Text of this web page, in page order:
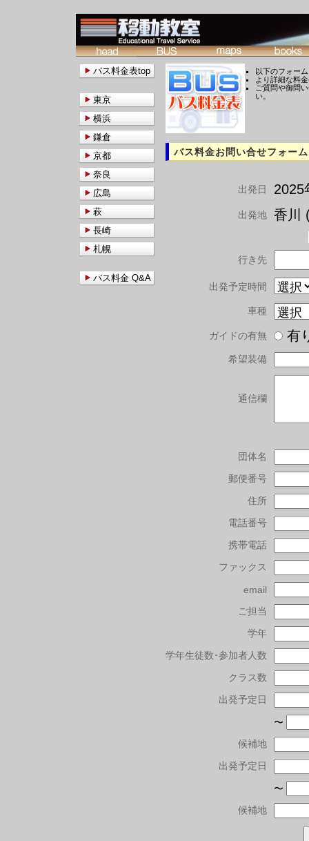
以下のフォー
より詳細な料
ご質問や御問
い。
バス料金お問い合せフォーム
出発日 2025
出発地 香川
行き先
出発予定時間
車種
ガイドの有無
希望装備
通信欄
団体名
郵便番号
住所
電話番号
携帯電話
ファックス
email
ご担当
学年
学年生徒数･参加者人数
クラス数
出発予定日
〜
候補地
出発予定日
〜
候補地
バス料金表top
東京
横浜
鎌倉
京都
奈良
広島
萩
長崎
札幌
バス料金 Q&A